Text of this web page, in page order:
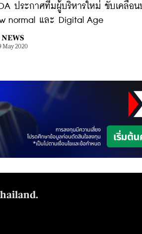
ประกาศทีมผู้บริหารใหม่ ขับเคลื่อ
normal และ Digital Age
NEWS
May 2020